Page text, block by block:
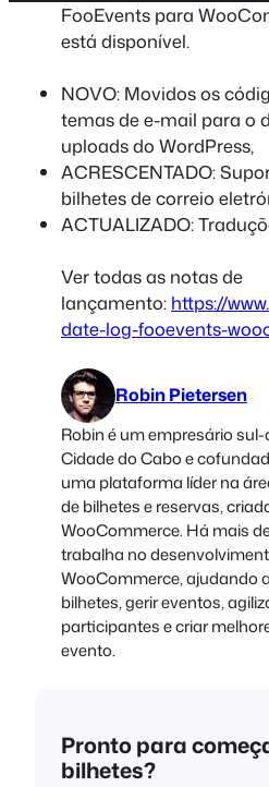
FooEvents para
está disponível.
NOVO: Movidos os
temas de e-mail para o
uploads do WordPress,
ACRESCENTADO:
bilhetes de correio
ACTUALIZADO:
Ver todas as notas de
lançamento: https://
date-log-fooevents-
Robin Pietersen
Robin é um empresário
Cidade do Cabo e
uma plataforma líder na
de bilhetes e reservas,
WooCommerce. Há mais
trabalha no
WooCommerce, ajudando
bilhetes, gerir eventos,
participantes e criar
evento.
Pronto para
bilhetes?